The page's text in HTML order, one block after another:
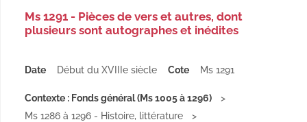
Ms 1291 - Pièces de vers et autres, dont
plusieurs sont autographes et inédites
Date Début du XVIIIe siècle Cote Ms 1291
Contexte : Fonds général (Ms 1005 à 1296)
Ms 1286 à 1296 - Histoire, littérature